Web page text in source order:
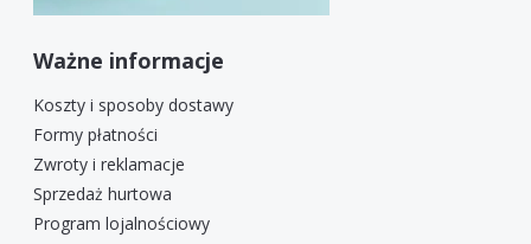
Ważne informacje
Koszty i sposoby dostawy
Formy płatności
Zwroty i reklamacje
Sprzedaż hurtowa
Program lojalnościowy